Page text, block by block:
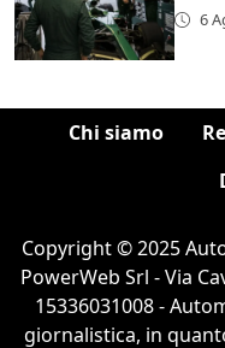
6
Chi siamo
Copyright © 2025
PowerWeb Srl - Via
15336031008 -
giornalistica, in